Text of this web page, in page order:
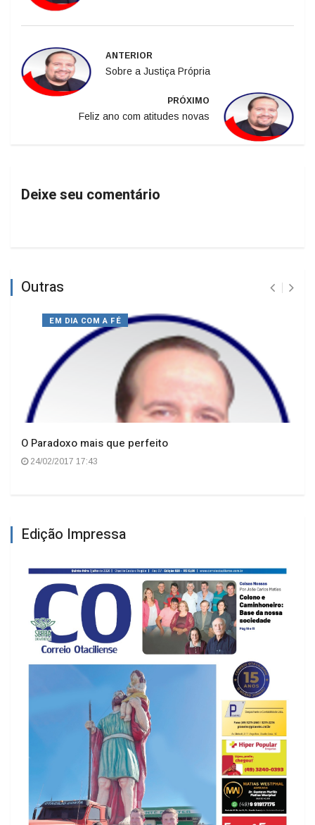
ANTERIOR
Sobre a Justiça Própria
PRÓXIMO
Feliz ano com atitudes novas
Deixe seu comentário
Outras
EM DIA COM A FÉ
O Paradoxo mais que perfeito
24/02/2017 17:43
Edição Impressa